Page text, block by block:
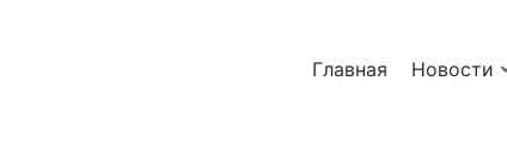
Главная Новости